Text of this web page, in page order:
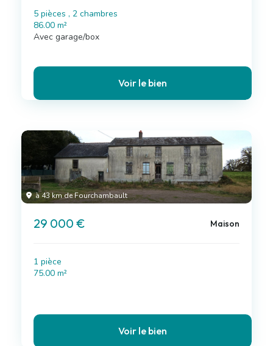
5 pièces , 2 chambres
86.00 m²
Avec garage/box
Voir le bien
à 43 km de Fourchambault
29 000 € Maison
1 pièce
75.00 m²
Voir le bien